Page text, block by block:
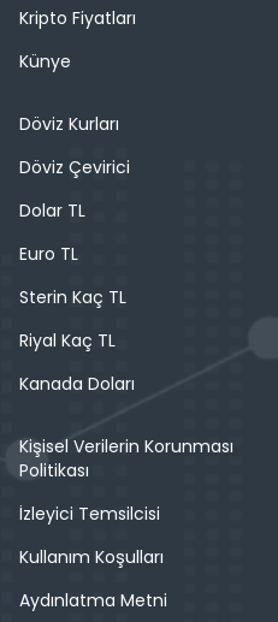
Kripto Fiyatları
Künye
Döviz Kurları
Döviz Çevirici
Dolar TL
Euro TL
Sterin Kaç TL
Riyal Kaç TL
Kanada Doları
Kişisel Verilerin Korunması
Politikası
İzleyici Temsilcisi
Kullanım Koşulları
Aydınlatma Metni